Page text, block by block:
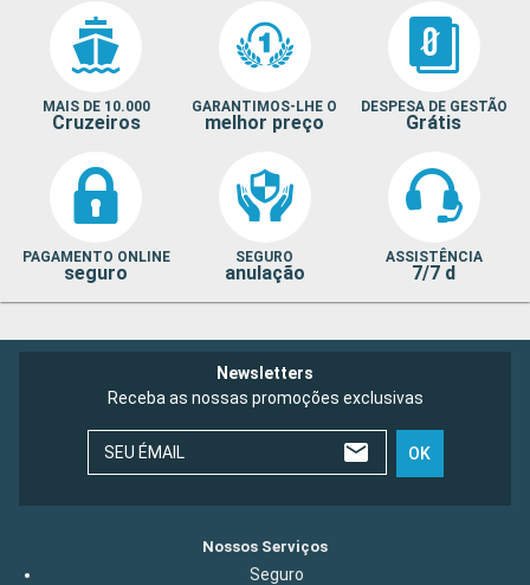
MAIS DE 10.000
Cruzeiros
GARANTIMOS-LHE O
melhor preço
DESPESA DE GESTÃO
Grátis
PAGAMENTO ONLINE
seguro
SEGURO
anulação
ASSISTÊNCIA
7/7 d
Newsletters
Receba as nossas promoções exclusivas
SEU ÉMAIL OK
Nossos Serviços
Seguro